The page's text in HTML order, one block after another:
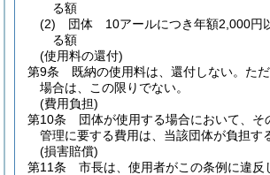
る額
(2)
団体 10アールにつき年額2,000円
る額
(使用料の還付)
第9条
既納の使用料は、還付しない。 た
場合は、この限りでない。
(費用負担)
第10条
団体が使用する場合において、そ
管理に要する費用は、当該団体が負担す
(損害賠償)
第11条
市長は、使用者がこの条例に違反